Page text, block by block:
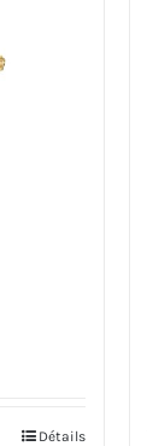
Détails